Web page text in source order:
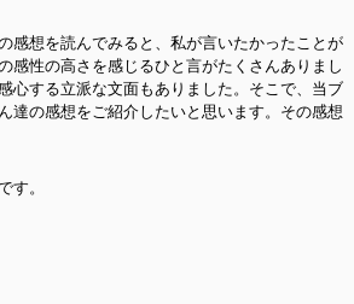
感想を読んでみると、私が言いたかったことが
感性の高さを感じるひと言がたくさんありまし
心する立派な文面もありました。そこで、当ブ
達の感想をご紹介したいと思います。その感想
す。